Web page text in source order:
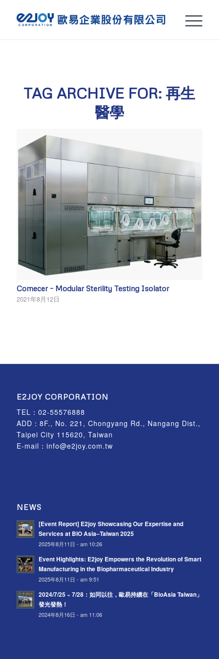
TAG ARCHIVE FOR:再生
醫學
Comecer – Modular Sterility Testing Isolator
2021年8月12日
E2JOY CORPORATION
TEL： 02-55576888
ADD：8F., No. 221, Chongyang Rd., Nangang Dist.,
Taipei City 115620, Taiwan
E-mail： info@e2joy.com.tw
NEWS
[Event Report] E2joy Showcasing Our Expertise and
Services at BIO Asia–Taiwan 2025
2025年8月11日 - am 10:26
Event Highlights: E2joy Empowers the Revolution of Smart
Manufacturing in the Biopharmaceutical Industry
2025年8月11日 - am 9:51
2024/7/25 ~ 7/28：如同以往，歐易持續在「BioAsia Taiwan」
發光發熱！
2024年8月16日 - am 11:06